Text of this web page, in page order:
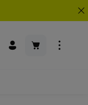
Warenkorb